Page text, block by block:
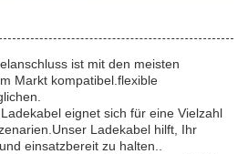
ist mit den meisten
Markt kompatibel.flexible
eignet sich für eine Vielzahl
Ladekabel hilft, Ihr
einsatzbereit zu halten..